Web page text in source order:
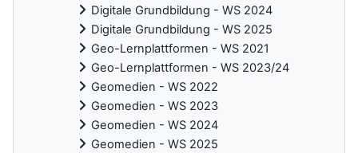
Digitale Grundbildung - WS 2024
Digitale Grundbildung - WS 2025
Geo-Lernplattformen - WS 2021
Geo-Lernplattformen - WS 2023/24
Geomedien - WS 2022
Geomedien - WS 2023
Geomedien - WS 2024
Geomedien - WS 2025